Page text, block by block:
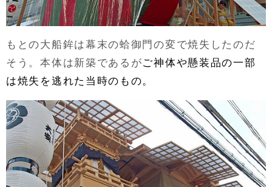
もとの大船鉾は幕末の蛤御門の変で焼失したのだ
そう。本体は新築であるがご神体や懸装品の一部
は焼失を逃れた当時のもの。